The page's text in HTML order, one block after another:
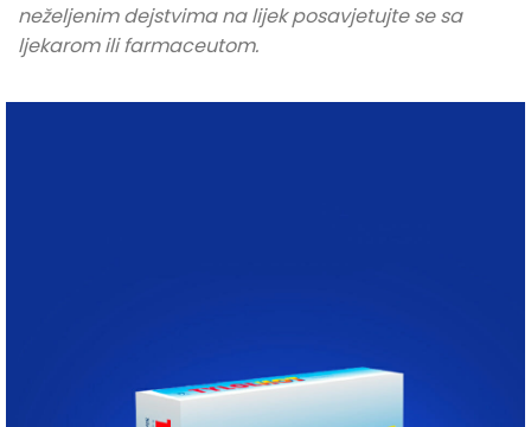
neželjenim dejstvima na lijek posavjetujte se sa
ljekarom ili farmaceutom.